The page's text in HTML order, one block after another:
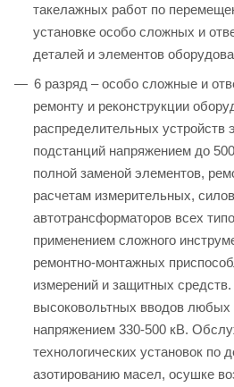
такелажных работ по
установке особо сложных и
деталей и элементов
6 разряд – особо сложные и
ремонту и реконструкции
распределительных устройств
подстанций напряжением до
полной заменой элементов,
расчетам измерительных,
автотрансформаторов всех
применением сложного
ремонтно-монтажных
измерений и защитных
высоковольтных вводов любых
напряжением 330-500 кВ.
технологических установок по
азотированию масел, осушке